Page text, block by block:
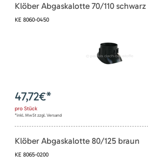
Klöber Abgaskalotte 70/110 schwarz
KE 8060-0450
47,72€*
pro Stück
*inkl. MwSt zzgl. Versand
Klöber Abgaskalotte 80/125 braun
KE 8065-0200